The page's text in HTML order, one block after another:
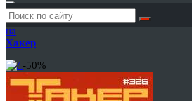
Годовая
подписка
на
Хакер
-50%